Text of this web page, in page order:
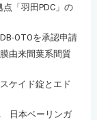
「羽田PDC」の
OTOを承認申請
由来間葉系間質
ケイド錠とエド
日本ベーリンガ